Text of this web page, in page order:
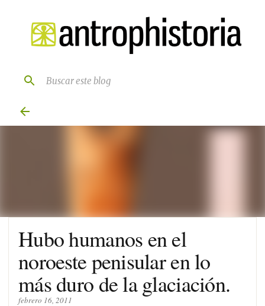
Ir al contenido principal
Hubo humanos en el
noroeste penisular en lo
más duro de la glaciación.
febrero 16, 2011